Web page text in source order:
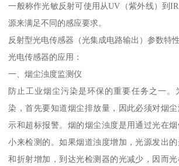
一般称作光敏反射可使用从UV（紫外线）到
源来满足不同的感应要求。
反射型光电传感器（光集成电路输出）参数特性
光电传感器的应用：
一、烟尘浊度监测仪
防止工业烟尘污染是环保的重要任务之一。
染，首先要知道烟尘排放量，因此必须对烟
示和超标报警。烟的烟尘浊度是用通过光在
小来检测的。如果烟道浊度增加，光源发出
和折射增加，到达光检测器的光减少，因而